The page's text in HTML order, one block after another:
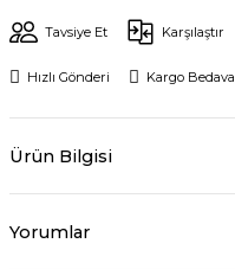
Tavsiye Et Karşılaştır
Hızlı Gönderi Kargo Bedava
Ürün Bilgisi
Yorumlar